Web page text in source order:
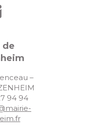
de
–
94 94